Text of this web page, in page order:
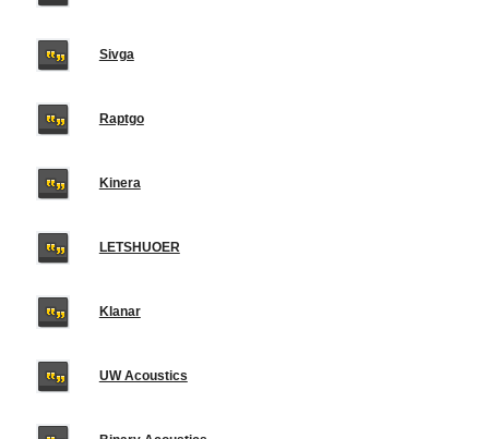
Sivga
Raptgo
Kinera
LETSHUOER
Klanar
UW Acoustics